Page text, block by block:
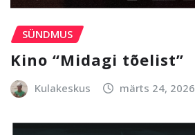
SÜNDMUS
Kino “Midagi tõelist”
Kulakeskus märts 24, 2026